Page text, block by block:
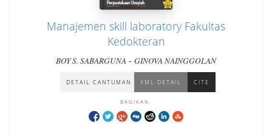
Manajemen skill laboratory Fakultas
Kedokteran
BOY S. SABARGUNA - GINOVA NAINGGOLAN
DETAIL CANTUMAN XML DETAIL CITE
BAGIKAN: